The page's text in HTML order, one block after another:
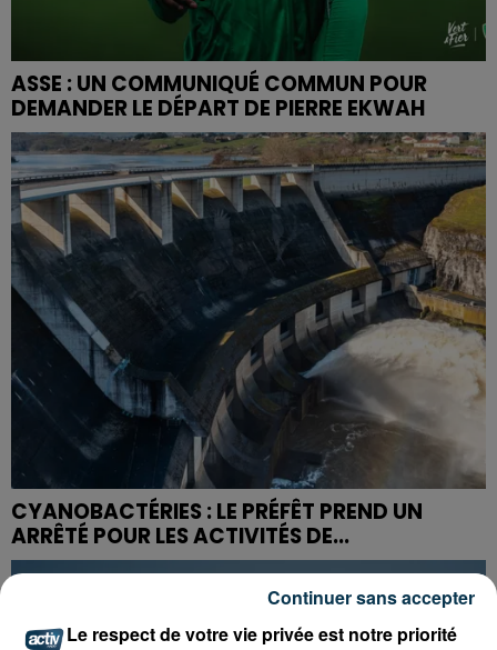
ASSE : UN COMMUNIQUÉ COMMUN POUR
DEMANDER LE DÉPART DE PIERRE EKWAH
CYANOBACTÉRIES : LE PRÉFÊT PREND UN
ARRÊTÉ POUR LES ACTIVITÉS DE...
Le respect de votre vie privée est notre priorité
Continuer sans accepter